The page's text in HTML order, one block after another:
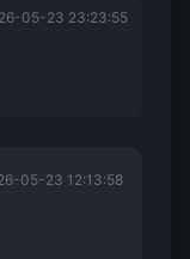
05-23 23:23:55
05-23 12:13:58